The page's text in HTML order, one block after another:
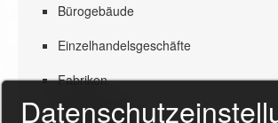
Bürogebäude
Einzelhandelsgeschäfte
Fabriken
Gebetshäuser